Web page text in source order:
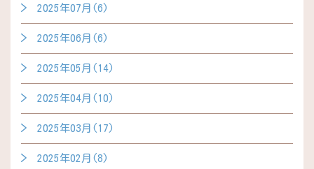
2025年07月(6)
2025年06月(6)
2025年05月(14)
2025年04月(10)
2025年03月(17)
2025年02月(8)